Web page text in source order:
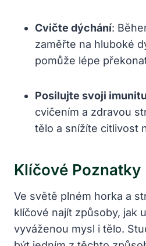
Cvičte dýchání:
zaměřte na hluboké
pomůže lépe
Posilujte svoji imunitu
cvičením a zdravou
tělo a snížíte citlivost
Klíčové Poznatky
Ve světě plném horka a
klíčové najít způsoby, jak
vyváženou mysl i tělo.